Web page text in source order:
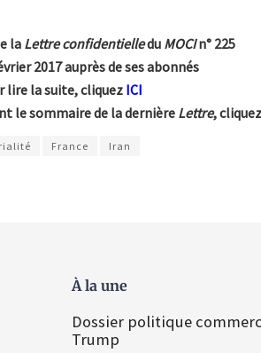
la Lettre confidentielledu MOCIn° 225
2017 auprès de ses abonnés
lire la suite, cliquez ICI
le sommaire de la dernière Lettre, cliquez
France Iran
À la une
Dossier politique
Trump